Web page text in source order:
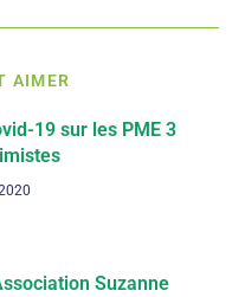
AIMER
19 sur les PME 3
Suzanne